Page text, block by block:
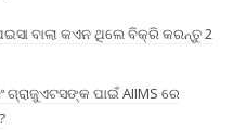
ବାଲା କଏନ ଥିଲେ ବିକ୍ରି କରନ୍ତୁ 2
ଗ୍ରାଜୁଏଟସଙ୍କ ପାଇଁ AIIMS ରେ